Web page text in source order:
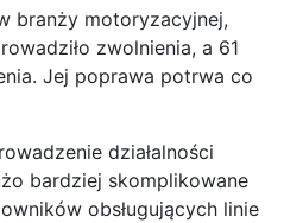
branży motoryzacyjnej,
zwolnienia, a 61
Jej poprawa potrwa co
działalności
bardziej skomplikowane
obsługujących linie